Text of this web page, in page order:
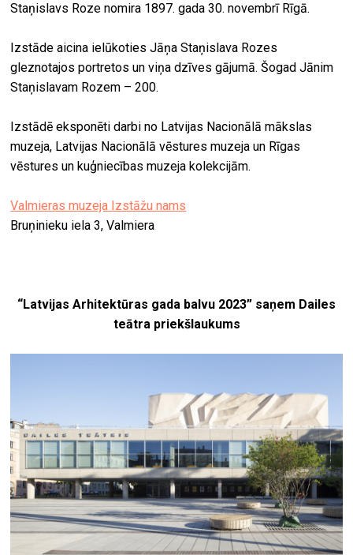
Staņislavs Roze nomira 1897. gada 30. novembrī Rīgā.
Izstāde aicina ielūkoties Jāņa Staņislava Rozes
gleznotajos portretos un viņa dzīves gājumā. Šogad Jānim
Staņislavam Rozem – 200.
Izstādē eksponēti darbi no Latvijas Nacionālā mākslas
muzeja, Latvijas Nacionālā vēstures muzeja un Rīgas
vēstures un kuģniecības muzeja kolekcijām.
Valmieras muzeja Izstāžu nams
Bruņinieku iela 3, Valmiera
“Latvijas Arhitektūras gada balvu 2023” saņem Dailes
teātra priekšlaukums